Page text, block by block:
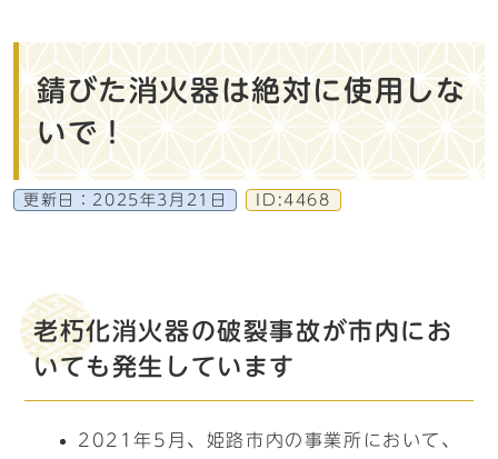
錆びた消火器は絶対に使用しな
いで！
更新日： 2025年3月21日 ID:4468
老朽化消火器の破裂事故が市内にお
いても発生しています
2021年5月、姫路市内の事業所において、